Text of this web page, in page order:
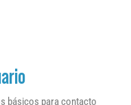
básicos para contacto